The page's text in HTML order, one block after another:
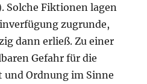
Solche Fiktionen lagen
zugrunde,
dann erließ. Zu einer
Gefahr für die
Ordnung im Sinne